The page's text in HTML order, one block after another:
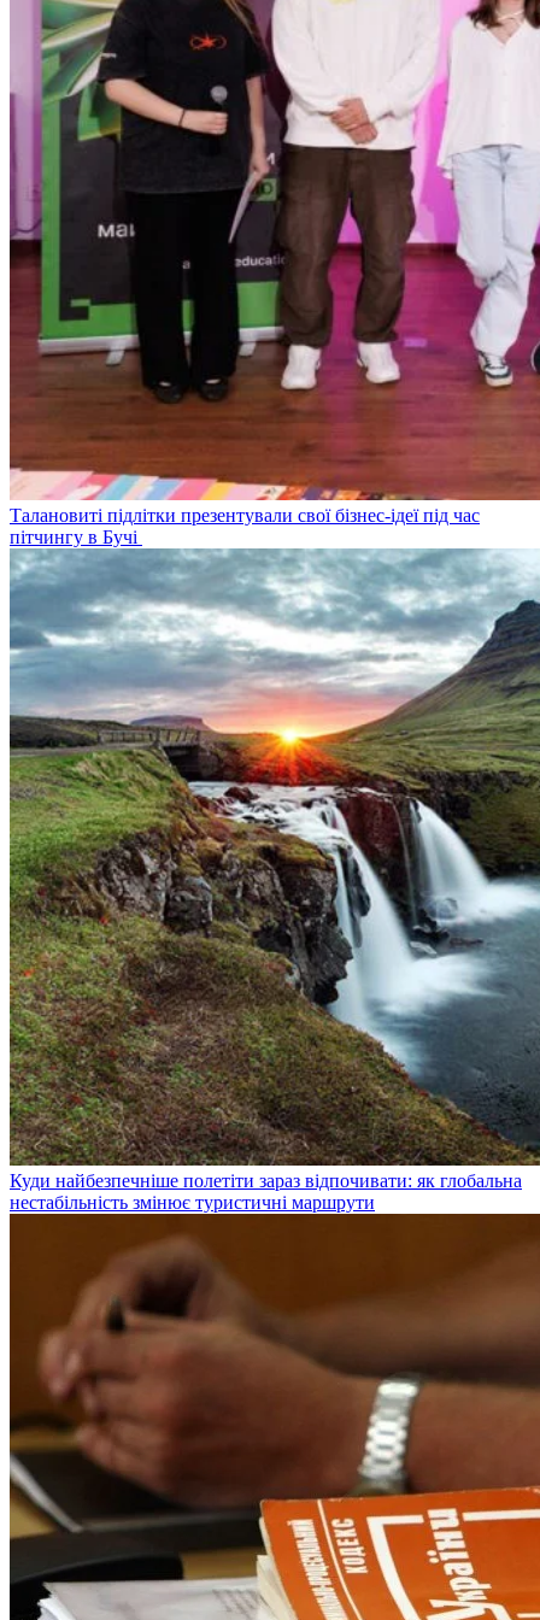
Талановиті підлітки презентували свої бізнес-ідеї під час
пітчингу в Бучі
Куди найбезпечніше полетіти зараз відпочивати: як глобальна
нестабільність змінює туристичні маршрути